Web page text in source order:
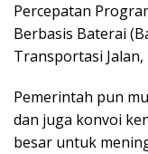
Percepatan
Berbasis Baterai
Transportasi Jalan,
Pemerintah pun
dan juga konvoi
besar untuk